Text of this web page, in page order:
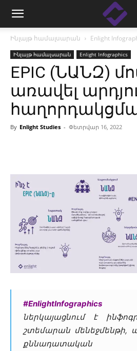
Ինլայթ համալսարան Enlight
Ինլայթ համալսարան Enlight Infographics
EPIC (ՆԱՆԶ)
առավել
By Enlight Studies - Փետրվար 16, 2022
#EnlightInfographics
ներկայացնում է
շտեմարան մենեջմենթի,
քննադատական